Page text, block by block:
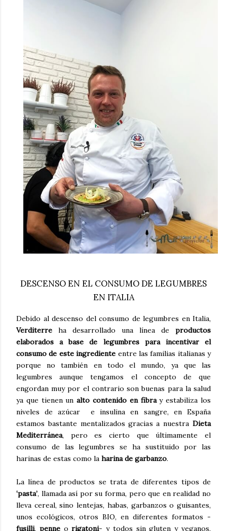
DESCENSO EN EL CONSUMO DE LEGUMBRES
EN ITALIA
Debido al descenso del consumo de legumbres en Italia,
Verditerre ha desarrollado una línea de productos
elaborados a base de legumbres para incentivar el
consumo de este ingrediente entre las familias italianas y
porque no también en todo el mundo, ya que las
legumbres aunque tengamos el concepto de que
engordan muy por el contrario son buenas para la salud
ya que tienen unalto contenido en fibray estabiliza los
niveles de azúcar e insulina en sangre, en España
estamos bastante mentalizados gracias a nuestra Dieta
Mediterránea, pero es cierto que últimamente el
consumo de las legumbres se ha sustituido por las
harinas de estas como la harina de garbanzo.
La línea de productos se trata de diferentes tipos de
‘pasta’, llamada así por su forma, pero que en realidad no
lleva cereal, sino lentejas, habas, garbanzos o guisantes,
unos ecológicos, otros BIO, en diferentes formatos -
fusilli, penneorigatoni- y todos sin gluten y veganos,